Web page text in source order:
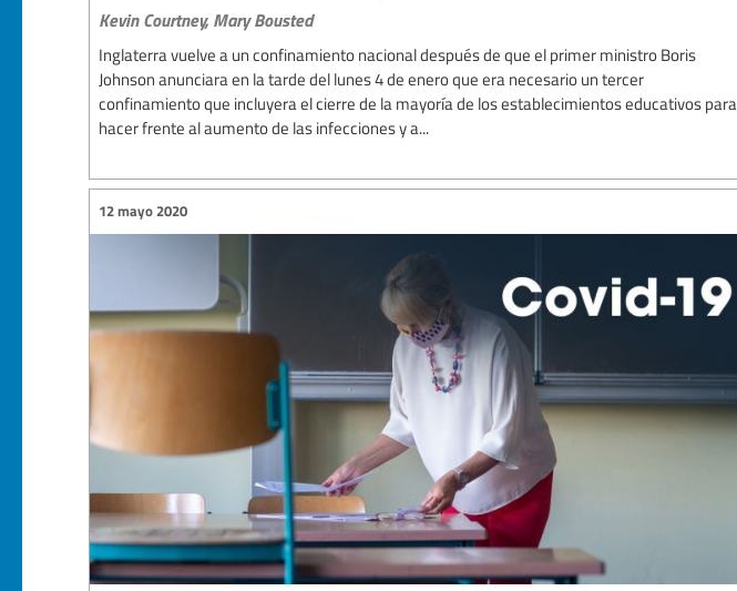
Kevin Courtney, Mary Bousted
Inglaterra vuelve a un confinamiento nacional después de que el primer ministro Boris
Johnson anunciara en la tarde del lunes 4 de enero que era necesario un tercer
confinamiento que incluyera el cierre de la mayoría de los establecimientos educativos para
hacer frente al aumento de las infecciones y a...
12 mayo 2020